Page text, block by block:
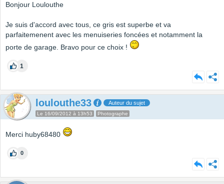
Bonjour Loulouthe
Je suis d'accord avec tous, ce gris est superbe et va
parfaitemenent avec les menuiseries foncées et notamment la
porte de garage. Bravo pour ce choix !
1
loulouthe33 Auteur du sujet
Le 16/09/2012 à 13h53 Photographe
Merci huby68480
0